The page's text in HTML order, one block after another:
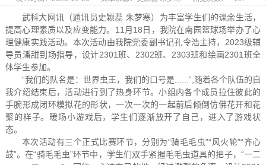
武科大网讯（通讯员史颖蕊 朱梦寒）为丰富学生们的课余生活，
提高心理素质以及应变能力。11月18日，我院在南园篮球场举办了心
理健康实践活动。本次活动由我院党委副书记孔令浩主持，2023级辅
导员潘甜到场指导，设计2301班、2302班、2303班和绘画2301班全
体学生参加。
“我们的队名是：世界虫王，我们的口号是......”,随着各个队伍的自
我介绍结束后，活动进行到了热身环节。小组内各个成员拉住彼此的
手腕形成闭环模拟花的形状，一次一次的一起前后倾倒仿佛花开和花
聚的样子。暖场小游戏后，学生们逐渐放开了自己，进入了游戏状
态。
本次活动有三个正式比赛环节，分别为“骑毛毛虫”“风火轮”“齐心
鼓”。在“骑毛毛虫”环节中，学生们双手紧握毛毛虫道具的把子，“一二